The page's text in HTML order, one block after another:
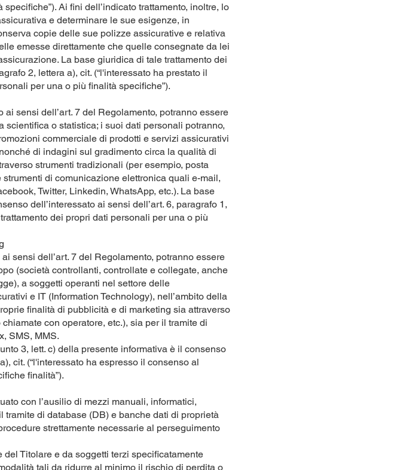
Ai fini dell’indicato trattamento, inoltre, lo
e determinare le sue esigenze, in
copie delle sue polizze assicurative e relativa
emesse direttamente che quelle consegnate da lei
La base giuridica di tale trattamento dei
2, lettera a), cit. (“l'interessato ha prestato il
per una o più finalità specifiche”).
sensi dell’art. 7 del Regolamento, potranno essere
o statistica; i suoi dati personali potranno,
commerciale di prodotti e servizi assicurativi
di indagini sul gradimento circa la qualità di
strumenti tradizionali (per esempio, posta
di comunicazione elettronica quali e-mail,
Twitter, Linkedin, WhatsApp, etc.). La base
dell’interessato ai sensi dell’art. 6, paragrafo 1,
dei propri dati personali per una o più
sensi dell’art. 7 del Regolamento, potranno essere
(società controllanti, controllate e collegate, anche
a soggetti operanti nel settore delle
e IT (Information Technology), nell’ambito della
finalità di pubblicità e di marketing sia attraverso
con operatore, etc.), sia per il tramite di
SMS, MMS.
3, lett. c) della presente informativa è il consenso
cit. (“l'interessato ha espresso il consenso al
finalità”).
con l’ausilio di mezzi manuali, informatici,
di database (DB) e banche dati di proprietà
strettamente necessarie al perseguimento
Titolare e da soggetti terzi specificatamente
tali da ridurre al minimo il rischio di perdita o